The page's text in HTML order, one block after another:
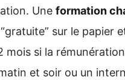
Une formation
sur le papier
mois si la
et soir ou un